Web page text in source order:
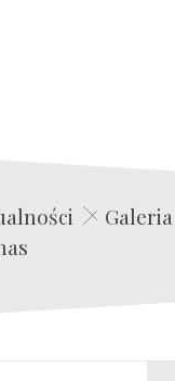
Film Agencja Aktorska
Galeria